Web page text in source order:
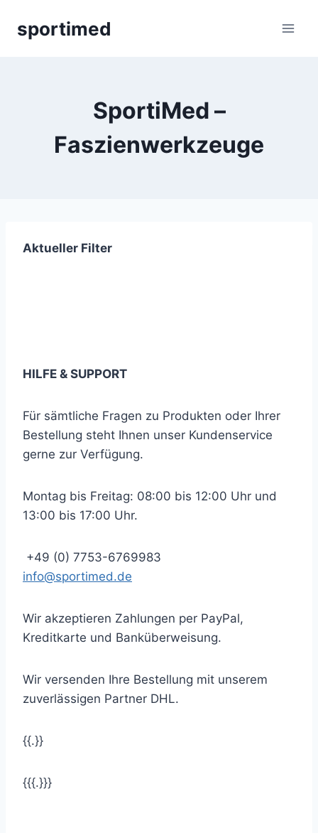
Inhaltsportimed
SportiMed –
Faszienwerkzeuge
Aktueller Filter
HILFE & SUPPORT
Für sämtliche Fragen zu Produkten oder Ihrer
Bestellung steht Ihnen unser Kundenservice
gerne zur Verfügung.
Montag bis Freitag: 08:00 bis 12:00 Uhr und
13:00 bis 17:00 Uhr.
+49 (0) 7753-6769983
info@sportimed.de
Wir akzeptieren Zahlungen per PayPal,
Kreditkarte und Banküberweisung.
Wir versenden Ihre Bestellung mit unserem
zuverlässigen Partner DHL.
{{.}}
{{{.}}}